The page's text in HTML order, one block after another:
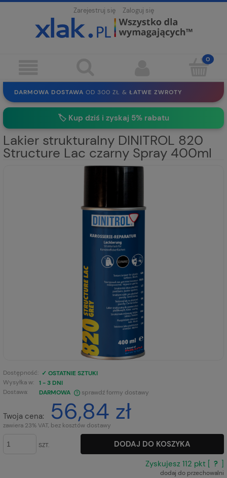
Zarejestruj się Zaloguj się
DARMOWA DOSTAWA OD 300 ZŁ & ŁATWE ZWROTY
100 DNI NA ZWROT BEZ REJESTRACJI
🏷️ Kup dziś i zyskaj 5% rabatu
Lakier strukturalny DINITROL 820
Structure Lac czarny Spray 400ml
Dostępność: ✓ OSTATNIE SZTUKI
Wysyłka w:
1 - 3 DNI
Dostawa:
DARMOWA
CENA NIE ZAWIERA EWENTUALNYCH KOSZTÓW PŁATNOŚCI
sprawdź formy dostawy
Twoja cena: 56,84 zł
zawiera 23% VAT, bez kosztów dostawy
SZT.
DODAJ DO KOSZYKA
Zyskujesz 112 pkt [ ?
dodaj do przechowalni